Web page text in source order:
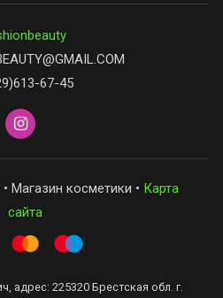
67-45
Магазин косметики • Карта
сайта
адрес: 225320 Брестская обл. г.